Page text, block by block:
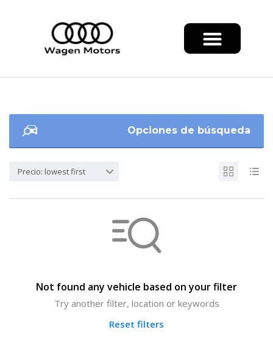
Opciones de búsqueda
Precio: lowest first
Not found any vehicle based on your filter
Try another filter, location or keywords
Reset filters